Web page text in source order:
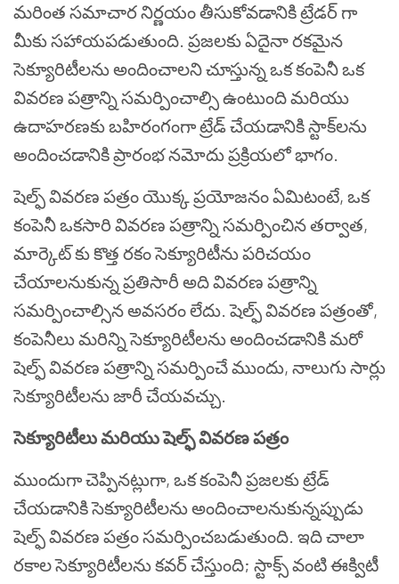
మరింత సమాచార నిర్ణయం తీసుకోవడానికి ట్రేడర్ గా
మీకు సహాయపడుతుంది. ప్రజలకు ఏదైనా రకమైన
సెక్యూరిటీలను అందించాలని చూస్తున్న ఒక కంపెనీ ఒక
వివరణ పత్రాన్ని సమర్పించాల్సి ఉంటుంది మరియు
ఉదాహరణకు బహిరంగంగా ట్రేడ్ చేయడానికి స్టాక్‌లను
అందించడానికి ప్రారంభ నమోదు ప్రక్రియలో భాగం.
షెల్ఫ్ వివరణ పత్రం యొక్క ప్రయోజనం ఏమిటంటే, ఒక
కంపెనీ ఒకసారి వివరణ పత్రాన్ని సమర్పించిన తర్వాత,
మార్కెట్‌ కు కొత్త రకం సెక్యూరిటీను పరిచయం
చేయాలనుకున్న ప్రతిసారీ అది వివరణ పత్రాన్ని
సమర్పించాల్సిన అవసరం లేదు. షెల్ఫ్ వివరణ పత్రంతో,
కంపెనీలు మరిన్ని సెక్యూరిటీలను అందించడానికి మరో
షెల్ఫ్ వివరణ పత్రాన్ని సమర్పించే ముందు, నాలుగు సార్లు
సెక్యూరిటీలను జారీ చేయవచ్చు.
సెక్యూరిటీలు మరియు షెల్ఫ్ వివరణ పత్రం
ముందుగా చెప్పినట్లుగా, ఒక కంపెనీ ప్రజలకు ట్రేడ్
చేయడానికి సెక్యూరిటీలను అందించాలనుకున్నప్పుడు
షెల్ఫ్ వివరణ పత్రం సమర్పించబడుతుంది. ఇది చాలా
రకాల సెక్యూరిటీలను కవర్ చేస్తుంది; స్టాక్స్వంటి ఈక్విటీ